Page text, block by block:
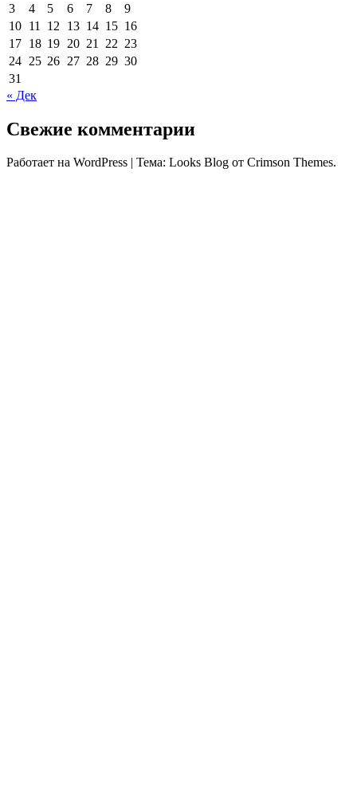
3
4 5 6 7 8
9
10 11 12 13 14 15 16
17 18 19 20 21 22 23
24 25 26 27 28 29 30
31
« Дек
Свежие комментарии
Работает на WordPress | Тема: Looks Blog от Crimson Themes.